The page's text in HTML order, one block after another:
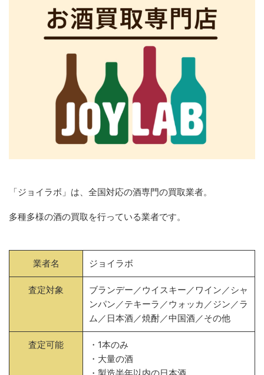
「ジョイラボ」は、全国対応の酒専門の買取業者。
多種多様の酒の買取を行っている業者です。
業者名 ジョイラボ
査定対象
ブランデー／ウイスキー／ワイン／シャ
ンパン／テキーラ／ウォッカ／ジン／ラ
ム／日本酒／焼酎／中国酒／その他
査定可能
・1本のみ
・大量の酒